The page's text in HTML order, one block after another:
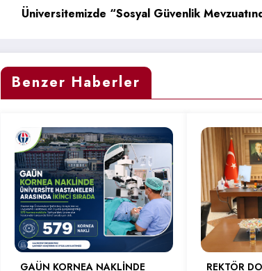
Üniversitemizde “Sosyal Güvenlik
Benzer Haberler
GAÜN KORNEA NAKLİNDE
REKTÖR